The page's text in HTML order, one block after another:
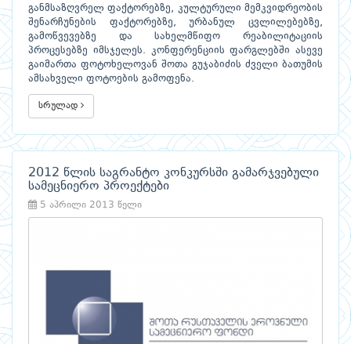
განმსაზღვრელ ფაქტორებზე, კულტურული მემკვიდრეობის
შენარჩუნების ფაქტორებზე, ურბანულ ცვლილებებზე,
გამოწვევებზე და სახელმწიფო რეაბილიტაციის
პროცესებზე იმსჯელეს. კონფერენციის ფარგლებში ასევე
გაიმართა ფოტოხელოვან შოთა გუჯაბიძის ძველი ბათუმის
ამსახველი ფოტოების გამოფენა.
სრულად
2012 წლის საგრანტო კონკურსში გამარჯვებული
სამეცნიერო პროექტები
5 აპრილი 2013 წელი